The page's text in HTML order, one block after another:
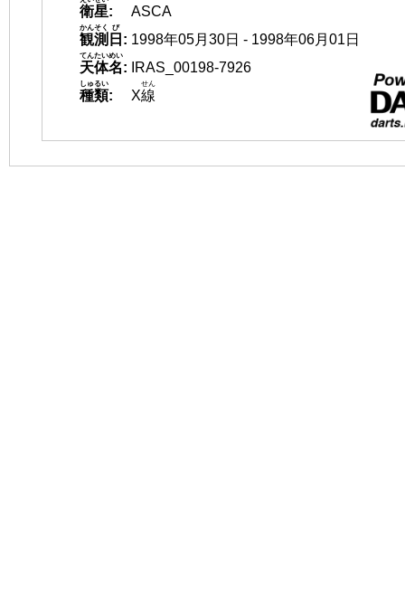
衛星:
ASCA
観測
かんそく
日
び
: 1998年05月30日 - 1998年06月01日
天体名
てんたいめい
:
IRAS_00198-7926
種類
しゅるい
: X線
せん